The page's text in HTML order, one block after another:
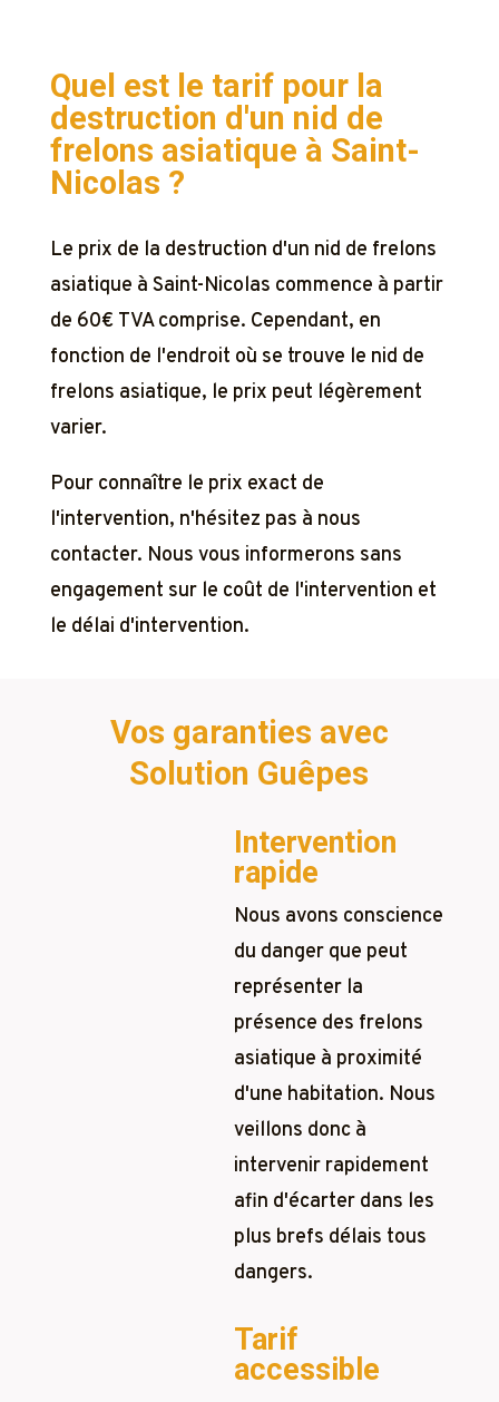
Quel est le tarif pour la
destruction d'un nid de
frelons asiatique à Saint-
Nicolas ?
Le prix de la destruction d'un nid de frelons
asiatique à Saint-Nicolas commence à partir
de 60€ TVA comprise. Cependant, en
fonction de l'endroit où se trouve le nid de
frelons asiatique, le prix peut légèrement
varier.
Pour connaître le prix exact de
l'intervention, n'hésitez pas à nous
contacter. Nous vous informerons sans
engagement sur le coût de l'intervention et
le délai d'intervention.
Vos garanties avec
Solution Guêpes
Intervention
rapide
Nous avons conscience
du danger que peut
représenter la
présence des frelons
asiatique à proximité
d'une habitation. Nous
veillons donc à
intervenir rapidement
afin d'écarter dans les
plus brefs délais tous
dangers.
Tarif
accessible